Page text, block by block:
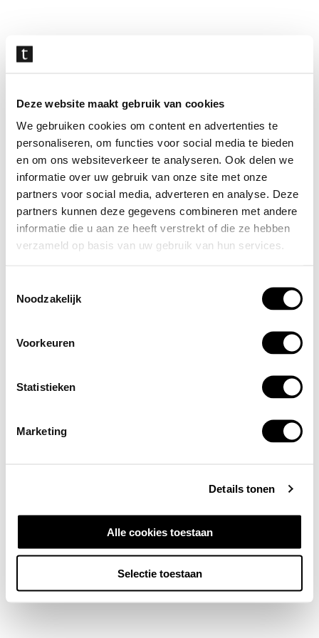
Deze website maakt gebruik van cookies
We gebruiken cookies om content en advertenties te
personaliseren, om functies voor social media te bieden
en om ons websiteverkeer te analyseren. Ook delen we
informatie over uw gebruik van onze site met onze
partners voor social media, adverteren en analyse. Deze
partners kunnen deze gegevens combineren met andere
informatie die u aan ze heeft verstrekt of die ze hebben
verzameld op basis van uw gebruik van hun services.
Noodzakelijk
Voorkeuren
Statistieken
Marketing
Details tonen
Alle cookies toestaan
Selectie toestaan
overslaan